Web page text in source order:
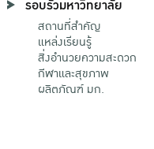
รอบรั้วมหาวิทยาลัย
สถานที่สำคัญ
แหล่งเรียนรู้
สิ่งอำนวยความสะดวก
กีฬาและสุขภาพ
ผลิตภัณฑ์ มก.